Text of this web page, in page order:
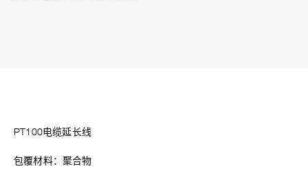
PT100电缆延长线
包覆材料：聚合物